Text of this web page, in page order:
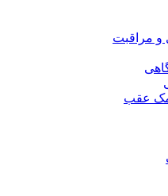
و مراقبت
عقب